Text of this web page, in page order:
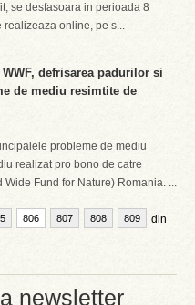
newsletter
se desfasoara in perioada 8
realizeaza online, pe s...
defrisarea padurilor si
de mediu resimtite de
probleme de mediu
realizat pro bono de catre
Fund for Nature) Romania. ...
806 807 808 809
din